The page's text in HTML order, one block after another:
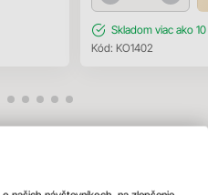
Skladom viac ako
Kód: KO1402